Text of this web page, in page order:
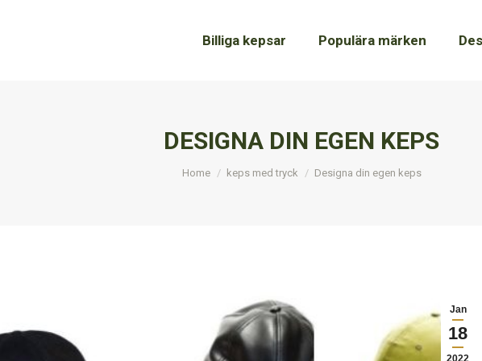
Billiga kepsar Populära märken
DESIGNA DIN EGEN KEPS
You are here:
Home keps med tryck Designa din egen keps
Jan
18
2022
Billiga kepsar Populära märken